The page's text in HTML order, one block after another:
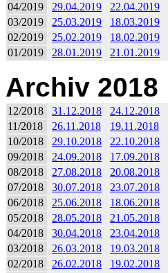
04/2019
29.04.2019 22.04.2019
03/2019
25.03.2019 18.03.2019
02/2019
25.02.2019 18.02.2019
01/2019
28.01.2019 21.01.2019
Archiv 2018
12/2018 31.12.2018 24.12.2018
11/2018
26.11.2018 19.11.2018
10/2018
29.10.2018 22.10.2018
09/2018
24.09.2018 17.09.2018
08/2018
27.08.2018 20.08.2018
07/2018
30.07.2018 23.07.2018
06/2018
25.06.2018 18.06.2018
05/2018
28.05.2018 21.05.2018
04/2018
30.04.2018 23.04.2018
03/2018
26.03.2018 19.03.2018
02/2018
26.02.2018 19.02.2018